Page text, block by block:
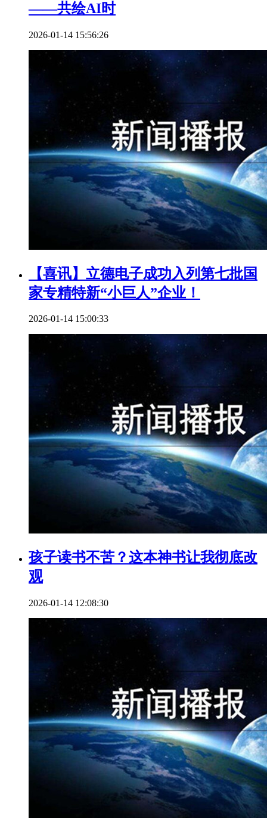
——共绘AI时
2026-01-14 15:56:26
【喜讯】立德电子成功入列第七批国
家专精特新“小巨人”企业！
2026-01-14 15:00:33
孩子读书不苦？这本神书让我彻底改
观
2026-01-14 12:08:30